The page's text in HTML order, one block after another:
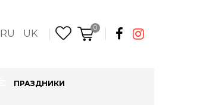
RU UK
0
ПРАЗДНИКИ